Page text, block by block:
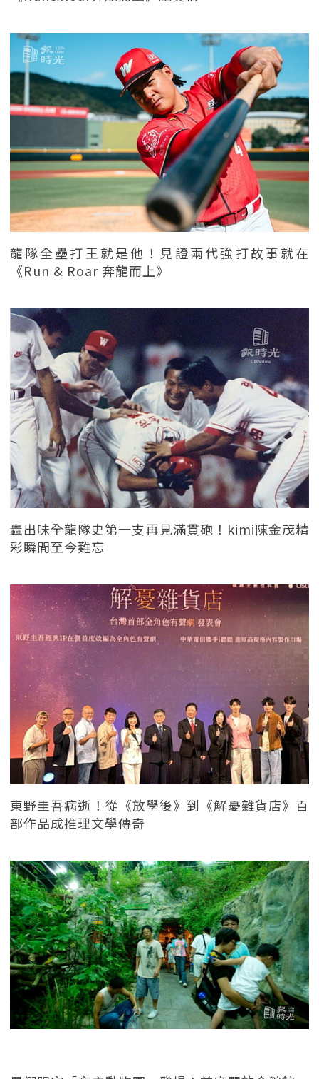
龍隊全壘打王就是他！見證兩代強打故事就在
《Run & Roar 奔龍而上》
轟出味全龍隊史第一支再見滿貫砲！kimi陳金茂精
彩瞬間至今難忘
東野圭吾病逝！從《放學後》到《解憂雜貨店》百
部作品成推理文學傳奇